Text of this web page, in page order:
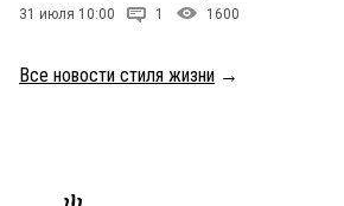
31 июля 10:00 1 1600
Все новости стиля жизни →